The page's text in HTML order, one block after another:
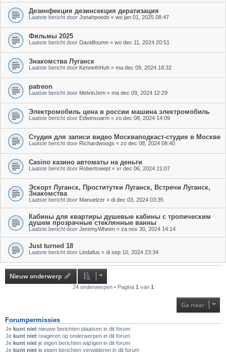
Дезинфекция дезинсекция дератизация
Laatste bericht door Jonahpoeds « wo jan 01, 2025 08:47
Фильмы 2025
Laatste bericht door Davidfoumn « wo dec 11, 2024 20:51
Знакомства Луганск
Laatste bericht door KennethHuh « ma dec 09, 2024 18:32
patreon
Laatste bericht door MelvinJem « ma dec 09, 2024 12:29
Электромобиль цена в россии машина электромобиль
Laatste bericht door Edwinsoarm « zo dec 08, 2024 14:09
Студия для записи видео Москваподкаст-студия в Москве
Laatste bericht door Richardwoogs « zo dec 08, 2024 08:40
Casino казино автоматы на деньги
Laatste bericht door Robertswept « vr dec 06, 2024 21:07
Эскорт Луганск, Проститутки Луганск, Встречи Луганск,
Знакомства
Laatste bericht door Manuelzer « di dec 03, 2024 03:35
Кабины для квартиры душевые кабины с тропическим
душем прозрачные стеклянные ванны
Laatste bericht door JeremyWheen « za nov 30, 2024 14:14
Just turned 18
Laatste bericht door Lindafus « di sep 10, 2024 23:34
Nieuw onderwerp
24 onderwerpen • Pagina 1 van 1
Ga naar
Forumpermissies
Je kunt niet nieuwe berichten plaatsen in dit forum
Je kunt niet reageren op onderwerpen in dit forum
Je kunt niet je eigen berichten wijzigen in dit forum
Je kunt niet je eigen berichten verwijderen in dit forum